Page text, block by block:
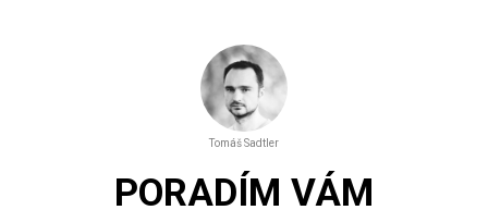
Tomáš Sadtler
PORADÍM VÁM